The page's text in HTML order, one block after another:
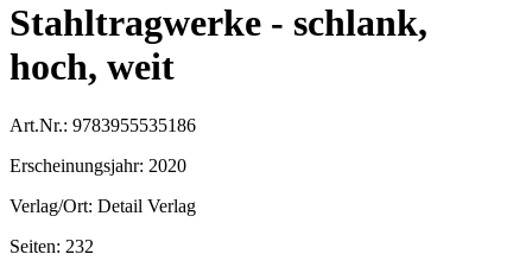
Stahltragwerke - schlank,
hoch, weit
Art.Nr.: 9783955535186
Erscheinungsjahr: 2020
Verlag/Ort: Detail Verlag
Seiten: 232